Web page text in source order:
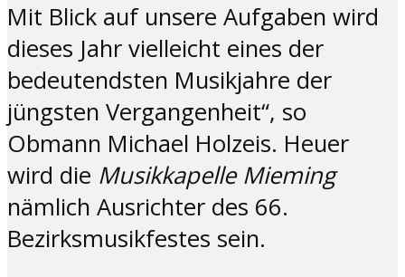
Mit Blick auf unsere Aufgaben wird
dieses Jahr vielleicht eines der
bedeutendsten Musikjahre der
jüngsten Vergangenheit“, so
Obmann Michael Holzeis. Heuer
wird die Musikkapelle Mieming
nämlich Ausrichter des 66.
Bezirksmusikfestes sein.